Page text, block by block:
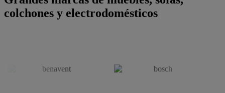
colchones y electrodomésticos